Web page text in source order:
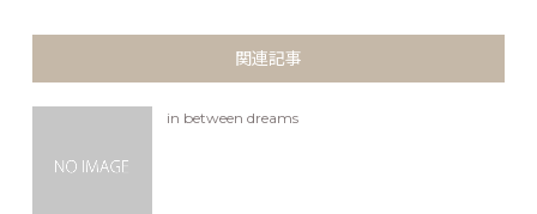
関連記事
in between dreams